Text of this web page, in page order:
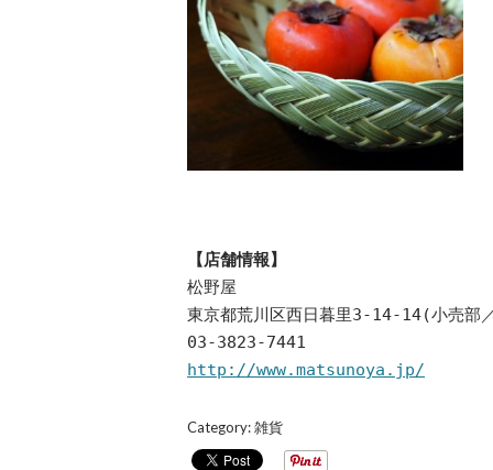
【店舗情報】
松野屋
東京都荒川区西日暮里3-14-14(小売部
03-3823-7441
http://www.matsunoya.jp/
Category:雑貨